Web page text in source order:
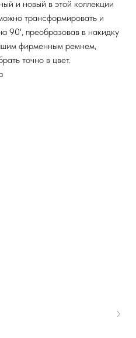
и новый в этой коллекции
трансформировать и
90', преобразовав в накидку
фирменным ремнем,
точно в цвет.